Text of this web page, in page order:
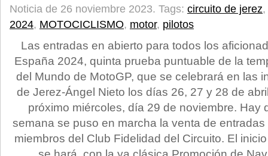
Noticia de 26 noviembre 2023. Tags: circuito de jerez,
2024, MOTOCICLISMO, motor, pilotos
Las entradas en abierto para todos los
España 2024, quinta prueba puntuable de la
del Mundo de MotoGP, que se celebrará en las
de Jerez-Ángel Nieto los días 26, 27 y 28 de
próximo miércoles, día 29 de noviembre. Hay
semana se puso en marcha la venta de
miembros del Club Fidelidad del Circuito. El